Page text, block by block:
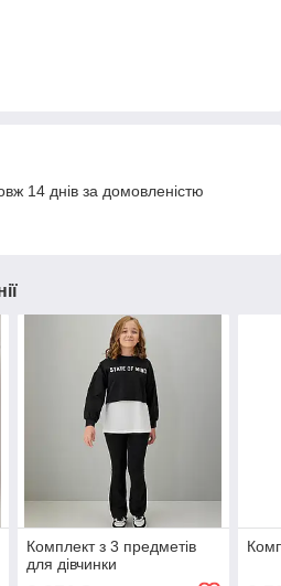
14 днів за домовленістю
Комплект з 3 предметів
для дівчинки